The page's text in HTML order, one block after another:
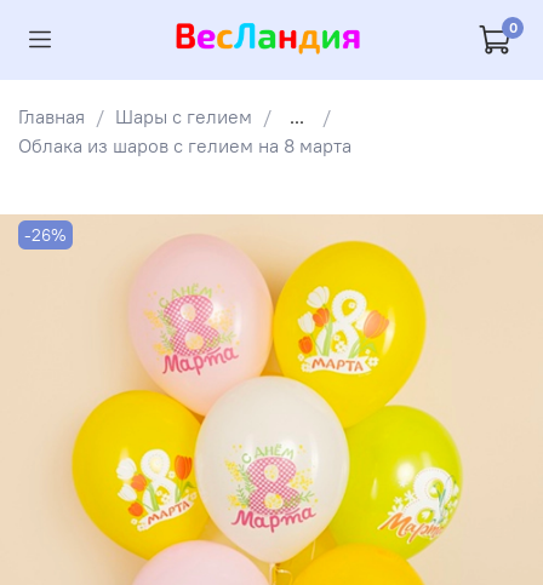
0
Главная Шары с гелием
...
Облака из шаров с гелием на 8 марта
-26%